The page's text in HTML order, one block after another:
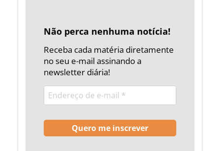
Não perca nenhuma notícia!
Receba cada matéria diretamente
no seu e-mail assinando a
newsletter diária!